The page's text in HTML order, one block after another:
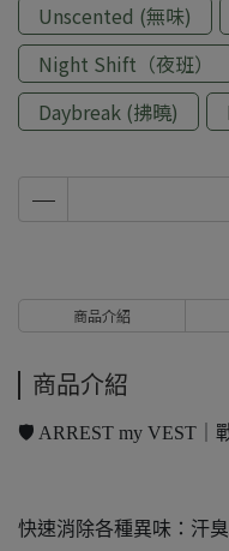
Unscented (無味)
Night Shift（夜班）
Daybreak (拂曉)
商品介紹
商品介紹
🛡️ ARREST my VEST｜
快速消除各種異味：汗